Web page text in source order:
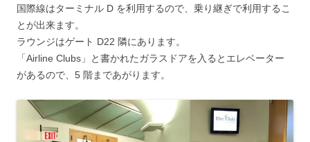
国際線はターミナル D を利用するので、乗り継ぎで利用するこ
とが出来ます。
ラウンジはゲート D22 隣にあります。
「Airline Clubs」と書かれたガラスドアを入るとエレベーター
があるので、5 階まであがります。